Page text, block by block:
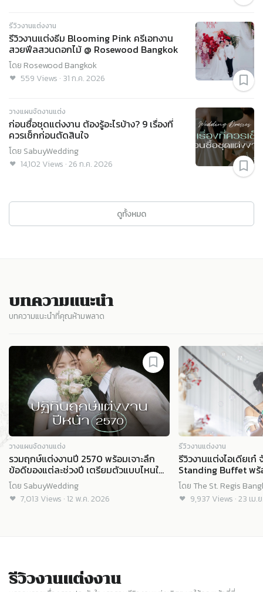
รีวิวงานแต่งงาน
รีวิวงานแต่งธีม Blooming Pink ครีเอทงาน
สวยฟีลสวนดอกไม้ @ Rosewood Bangkok
โดย Rosewood Bangkok
559 Views · 31 ก.ค. 2026
วางแผนจัดงานแต่ง
ก่อนซื้อชุดแต่งงาน ต้องรู้อะไรบ้าง? 9 เรื่องที่
ควรเช็กก่อนตัดสินใจ
โดย SabuyWedding
14,102 Views ·26 ก.ค. 2026
ดูทั้งหมด
บทความแนะนำ
บทความแนะนำที่คุณห้ามพลาด
Slide 1 of 8
วางแผนจัดงานแต่ง
รวมฤกษ์แต่งงานปี 2570 พร้อมเจาะลึก
ข้อดีของแต่ละช่วงปี เตรียมตัวแบบไหนให้
ปัง!
โดย SabuyWedding
7,013 Views ·12 พ.ค. 2026
รีวิวงานแต่งงาน
รีวิวงานแต่งไอเดียเก๋
Standing Buffet พ
เซอร์ไพรส์แขก @
Bangkok
โดย The St. Regis
9,937 Views ·23 เม.
รีวิวงานแต่งงาน